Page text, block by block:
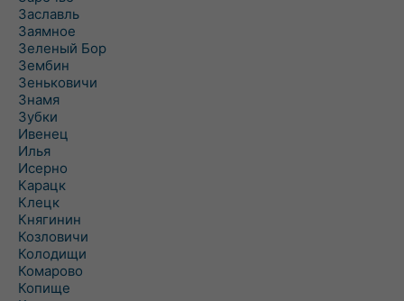
Заславль
Заямное
Зеленый Бор
Зембин
Зеньковичи
Знамя
Зубки
Ивенец
Илья
Исерно
Карацк
Клецк
Княгинин
Козловичи
Колодищи
Комарово
Копище